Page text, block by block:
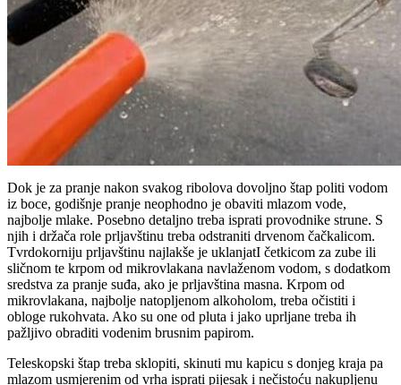
Dok je za pranje nakon svakog ribolova dovoljno štap politi vodom
iz boce, godišnje pranje neophodno je obaviti mlazom vode,
najbolje mlake. Posebno detaljno treba isprati provodnike strune. S
njih i držača role prljavštinu treba odstraniti drvenom čačkalicom.
Tvrdokorniju prljavštinu najlakše je uklanjatI četkicom za zube ili
sličnom te krpom od mikrovlakana navlaženom vodom, s dodatkom
sredstva za pranje suđa, ako je prljavština masna. Krpom od
mikrovlakana, najbolje natopljenom alkoholom, treba očistiti i
obloge rukohvata. Ako su one od pluta i jako uprljane treba ih
pažljivo obraditi vodenim brusnim papirom.
Teleskopski štap treba sklopiti, skinuti mu kapicu s donjeg kraja pa
mlazom usmjerenim od vrha isprati pijesak i nečistoću nakupljenu